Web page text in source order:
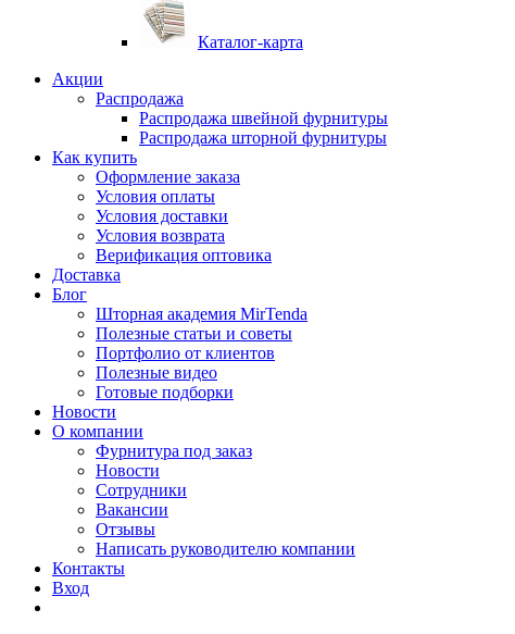
Каталог-карта
Акции
Распродажа
Распродажа швейной фурнитуры
Распродажа шторной фурнитуры
Как купить
Оформление заказа
Условия оплаты
Условия доставки
Условия возврата
Верификация оптовика
Доставка
Блог
Шторная академия MirTenda
Полезные статьи и советы
Портфолио от клиентов
Полезные видео
Готовые подборки
Новости
О компании
Фурнитура под заказ
Новости
Сотрудники
Вакансии
Отзывы
Написать руководителю компании
Контакты
Вход